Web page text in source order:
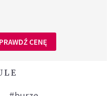
CENĘ